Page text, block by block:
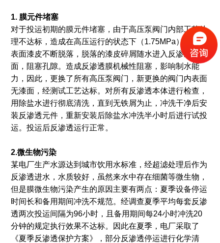
1. 膜元件堵塞
对于投运初期的膜元件堵塞，由于高压泵阀门内部工艺处
理不达标，造成在高压运行的状态下（1.75MPa）,阀门内
表面漆皮不断脱落，脱落的漆皮碎屑随水进入反渗透膜表
面，阻塞孔隙。造成反渗透膜机械性阻塞，影响制水能
力，因此，更换了所有高压泵阀门，新更换的阀门内表面
无漆面，经测试工艺达标。对所有反渗透本体进行检查，
用除盐水进行彻底清洗，直到无铁屑为止，冲洗干净后安
装反渗透元件，重新安装后除盐水冲洗半小时后进行试投
运。投运后反渗透运行正常。
2.微生物污染
某电厂生产水源达到城市饮用水标准，经超滤处理后作为
反渗透进水，水质较好，虽然来水中存在细菌等微生物，
但是膜微生物污染产生的原因主要有两点：夏季设备停运
时间长和备用期间冲洗不规范。经调查夏季平均每套反渗
透两次投运间隔为96小时，且备用期间每24小时冲洗20
分钟的规定执行效果不达标。因此在夏季，电厂采取了
《夏季反渗透保护方案》，部分反渗透停运进行化学清